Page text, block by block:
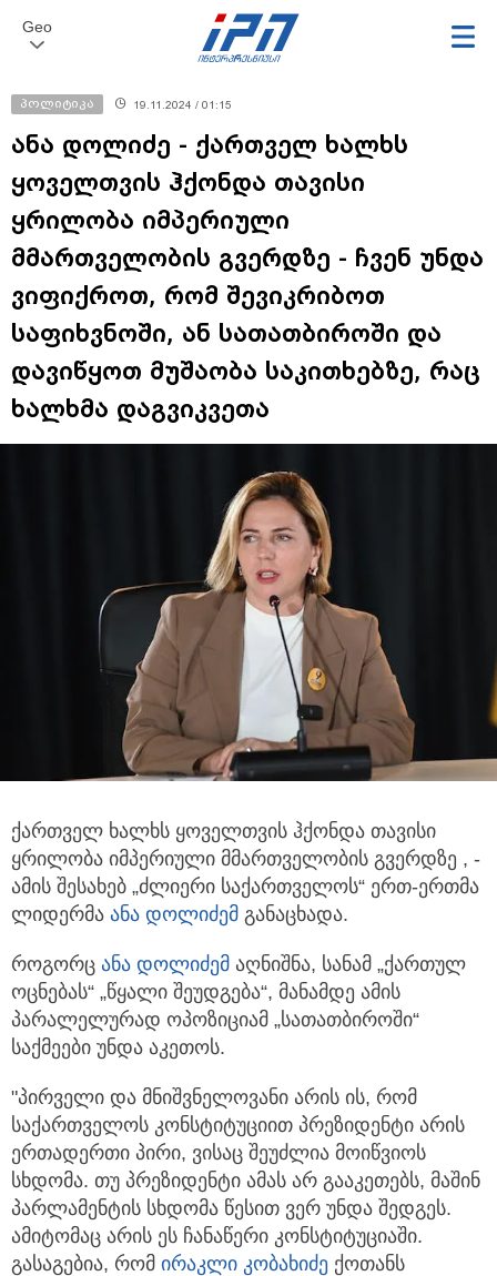
Geo
პოლიტიკა 19.11.2024 / 01:15
ანა დოლიძე - ქართველ ხალხს
ყოველთვის ჰქონდა თავისი
ყრილობა იმპერიული
მმართველობის გვერდზე - ჩვენ უნდა
ვიფიქროთ, რომ შევიკრიბოთ
საფიხვნოში, ან სათათბიროში და
დავიწყოთ მუშაობა საკითხებზე, რაც
ხალხმა დაგვიკვეთა
ქართველ ხალხს ყოველთვის ჰქონდა თავისი
ყრილობა იმპერიული მმართველობის გვერდზე , -
ამის შესახებ „ძლიერი საქართველოს“ ერთ-ერთმა
ლიდერმა ანა დოლიძემ განაცხადა.
როგორც ანა დოლიძემ აღნიშნა, სანამ „ქართულ
ოცნებას“ „წყალი შეუდგება“, მანამდე ამის
პარალელურად ოპოზიციამ „სათათბიროში“
საქმეები უნდა აკეთოს.
"პირველი და მნიშვნელოვანი არის ის, რომ
საქართველოს კონსტიტუციით პრეზიდენტი არის
ერთადერთი პირი, ვისაც შეუძლია მოიწვიოს
სხდომა. თუ პრეზიდენტი ამას არ გააკეთებს, მაშინ
პარლამენტის სხდომა წესით ვერ უნდა შედგეს.
ამიტომაც არის ეს ჩანაწერი კონსტიტუციაში.
გასაგებია, რომ ირაკლი კობახიძე ქოთანს